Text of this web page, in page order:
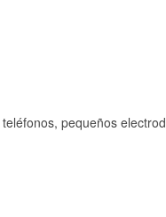
pequeños